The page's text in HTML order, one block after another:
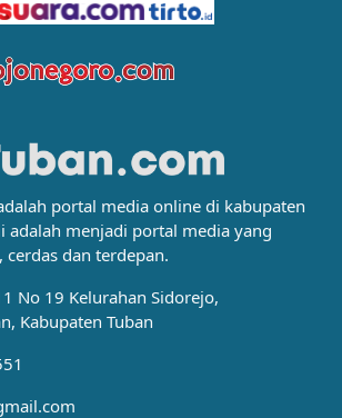
portal media online di kabupaten
adalah menjadi portal media yang
dan terdepan.
No 19 Kelurahan Sidorejo,
Kabupaten Tuban